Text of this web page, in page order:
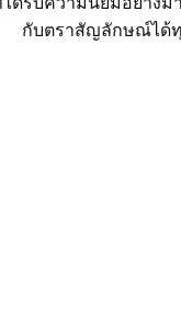
กับตราสัญลักษณ์ได้ทุ